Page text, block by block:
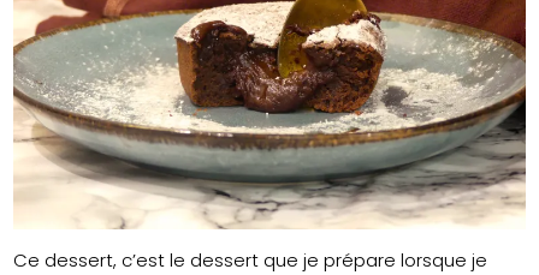
Ce dessert, c’est le dessert que je prépare lorsque je